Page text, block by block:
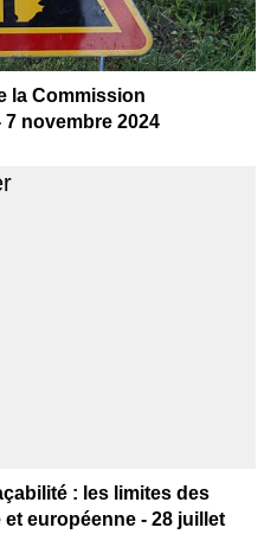
la Commission
novembre 2024
: les limites des
européenne - 28 juillet